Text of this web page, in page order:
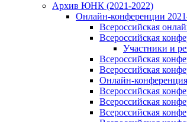
Архив ЮНК (2021-2022)
Онлайн-конференции
Всероссийская
Всероссийская
Участники и
Всероссийская
Всероссийская
Онлайн-
Всероссийская
Всероссийская
Всероссийская